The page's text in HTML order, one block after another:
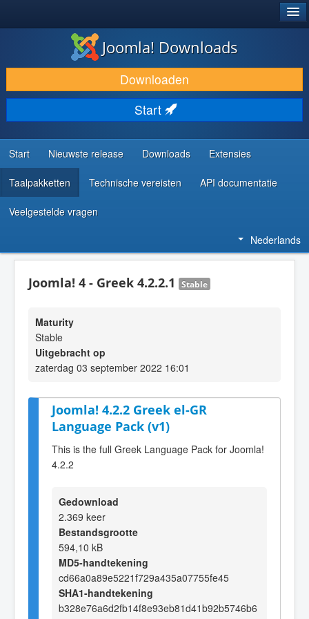
DOWNLOAD & BREID UIT
ONTDEK & LEER
COMMUNITY & ONDERSTEUNING
ONTWIKKELAARSBRONNEN
Joomla! Downloads
Downloaden
Start
Start Nieuwste release Downloads Extensies
Taalpakketten Technische vereisten API documentatie
Veelgestelde vragen
Nederlands
Joomla! 4 - Greek 4.2.2.1 Stable
Maturity
Stable
Uitgebracht op
zaterdag 03 september 2022 16:01
Joomla! 4.2.2 Greek el-GR
Language Pack (v1)
This is the full Greek Language Pack for Joomla!
4.2.2
Gedownload
2.369 keer
Bestandsgrootte
594,10 kB
MD5-handtekening
cd66a0a89e5221f729a435a07755fe45
SHA1-handtekening
b328e76a6d2fb14f8e93eb81d41b92b5746b6